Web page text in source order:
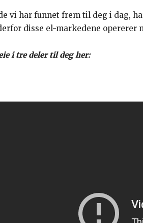
vi har funnet frem til deg i dag,
disse el-markedene opererer
i tre deler til deg her: